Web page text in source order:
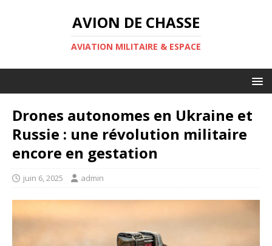
AVION DE CHASSE
AVIATION MILITAIRE & ESPACE
Drones autonomes en Ukraine et
Russie : une révolution militaire
encore en gestation
juin 6, 2025 admin